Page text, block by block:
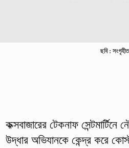
ছবি : সংগৃহীত
কক্সবাজারের টেকনাফ
উদ্ধার অভিযানকে কেন্দ্র করে